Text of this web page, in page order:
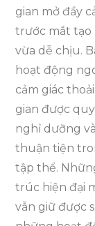
gian mở đầy
trước mắt tạo
vừa dễ chịu.
hoạt động
cảm giác
gian được
nghỉ dưỡng
thuận tiện
tập thể.
trúc hiện đại
vẫn giữ được